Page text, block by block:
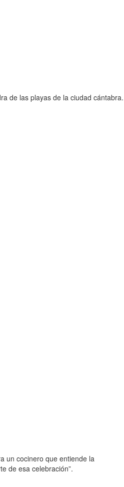
de las playas de la ciudad cántabra.
un cocinero que entiende la
de esa celebración”.